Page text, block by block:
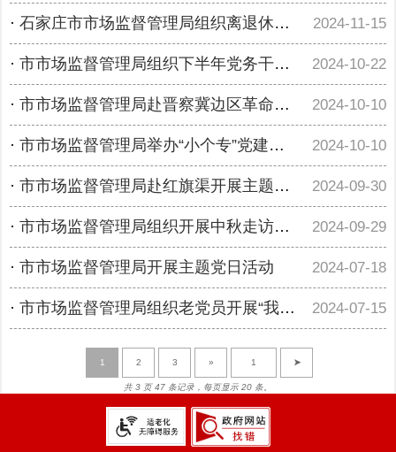
· 石家庄市市场监督管理局组织离退休干部学习中组部第25场全国离退休干部网上专题报告会 2024-11-15
· 市市场监督管理局组织下半年党务干部培训及当前重点党建工作部署会 2024-10-22
· 市市场监督管理局赴晋察冀边区革命纪念馆开展主题党日活动 2024-10-10
· 市市场监督管理局举办“小个专”党建知识培训 2024-10-10
· 市市场监督管理局赴红旗渠开展主题党日活动 2024-09-30
· 市市场监督管理局组织开展中秋走访慰问离退休干部活动 2024-09-29
· 市市场监督管理局开展主题党日活动 2024-07-18
· 市市场监督管理局组织老党员开展“我与党旗合个影”主题党日活动 2024-07-15
1 2 3 » ➤
共 3 页 47 条记录，每页显示 20 条。